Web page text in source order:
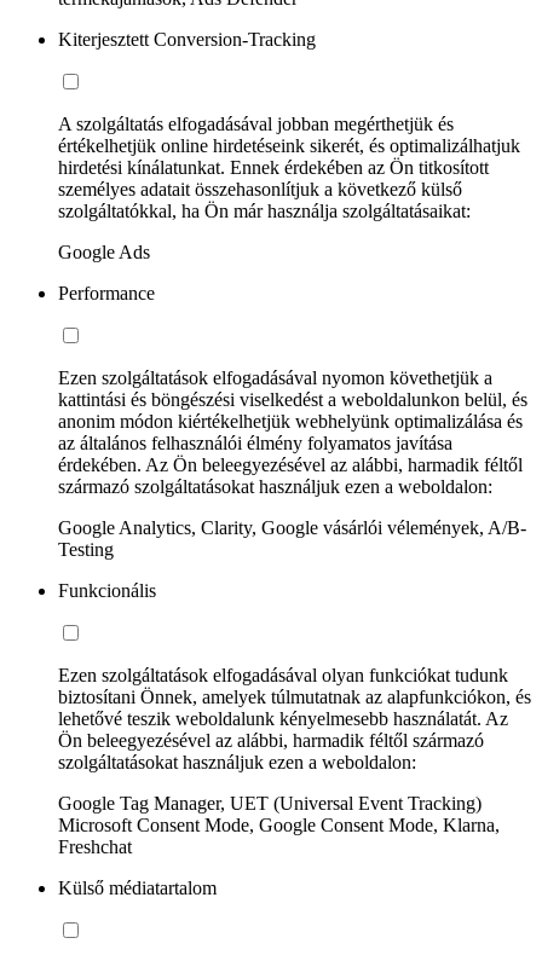
Kiterjesztett Conversion-Tracking
A szolgáltatás elfogadásával jobban megérthetjük és
értékelhetjük online hirdetéseink sikerét, és optimalizálhatjuk
hirdetési kínálatunkat. Ennek érdekében az Ön titkosított
személyes adatait összehasonlítjuk a következő külső
szolgáltatókkal, ha Ön már használja szolgáltatásaikat:
Google Ads
Performance
Ezen szolgáltatások elfogadásával nyomon követhetjük a
kattintási és böngészési viselkedést a weboldalunkon belül, és
anonim módon kiértékelhetjük webhelyünk optimalizálása és
az általános felhasználói élmény folyamatos javítása
érdekében. Az Ön beleegyezésével az alábbi, harmadik féltől
származó szolgáltatásokat használjuk ezen a weboldalon:
Google Analytics, Clarity, Google vásárlói vélemények, A/B-
Testing
Funkcionális
Ezen szolgáltatások elfogadásával olyan funkciókat tudunk
biztosítani Önnek, amelyek túlmutatnak az alapfunkciókon, és
lehetővé teszik weboldalunk kényelmesebb használatát. Az
Ön beleegyezésével az alábbi, harmadik féltől származó
szolgáltatásokat használjuk ezen a weboldalon:
Google Tag Manager, UET (Universal Event Tracking)
Microsoft Consent Mode, Google Consent Mode, Klarna,
Freshchat
Külső médiatartalom